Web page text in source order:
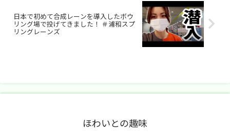
日本で初めて合成レーンを導入したボウ
リング場で投げてきました！ ＃浦和スプ
リングレーンズ
ほわいとの趣味